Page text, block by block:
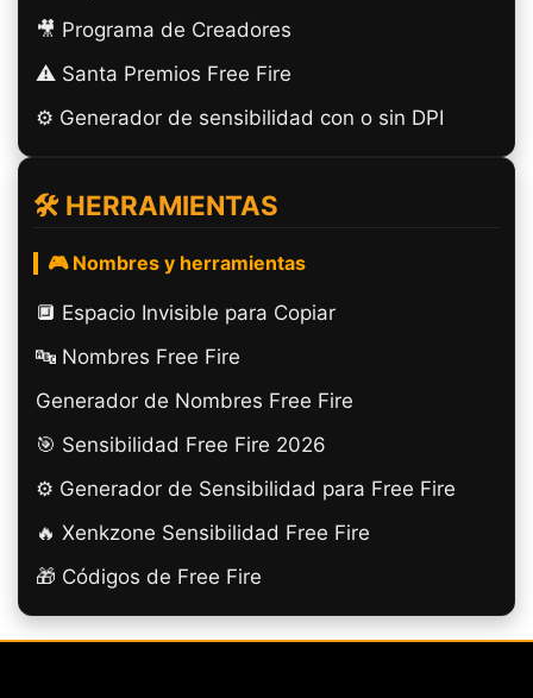
🎥 Programa de Creadores
⚠️ Santa Premios Free Fire
⚙️ Generador de sensibilidad con o sin DPI
🛠️ HERRAMIENTAS
🎮 Nombres y herramientas
🔲️ Espacio Invisible para Copiar
🔤 Nombres Free Fire
Generador de Nombres Free Fire
🎯 Sensibilidad Free Fire 2026
⚙️ Generador de Sensibilidad para Free Fire
🔥 Xenkzone Sensibilidad Free Fire
🎁 Códigos de Free Fire